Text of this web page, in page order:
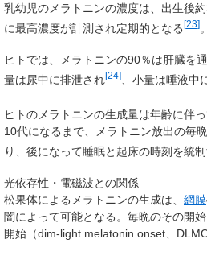
乳幼児のメラトニンの濃度は、出生後
に最高濃度が計測され定期的となる[23]
ヒトでは、メラトニンの90％は肝臓を
量は尿中に排泄され[24] 、小量は唾液中
ヒトのメラトニンの生成量は年齢に伴
10代になるまで、メラトニン放出の毎
り、後になって睡眠と起床の時刻を統
光依存性・電磁波との関係
松果体によるメラトニンの生成は、 網膜
闇によって可能となる。毎晩のその開
開始（dim-light melatonin onset、